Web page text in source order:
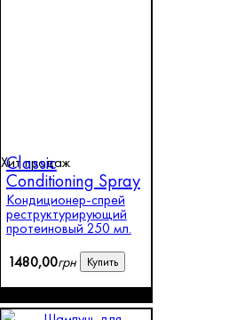
Хит продаж
Classic
Conditioning Spray
Кондиционер-спрей
реструктурирующий
протеиновый 250 мл.
1480,00грн Купить